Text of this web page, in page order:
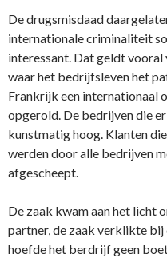
De drugsmisdaad
internationale criminaliteit
interessant. Dat geldt
waar het bedrijfsleven het
Frankrijk een internationaal
opgerold. De bedrijven die
kunstmatig hoog. Klanten
werden door alle bedrijven
afgescheept.
De zaak kwam aan het licht
partner, de zaak verklikte bij
hoefde het berdrijf geen